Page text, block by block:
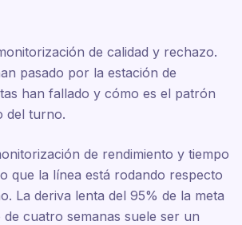
de calidad y rechazo.
pasado por la estación de
han fallado y cómo es el patrón
del turno.
de rendimiento y tiempo
que la línea está rodando respecto
La deriva lenta del 95% de la meta
cuatro semanas suele ser un